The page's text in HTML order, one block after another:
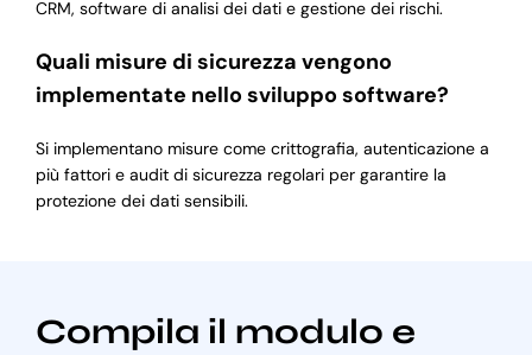
CRM, software di analisi dei dati e gestione dei rischi.
Quali misure di sicurezza vengono
implementate nello sviluppo software?
Si implementano misure come crittografia, autenticazione a
più fattori e audit di sicurezza regolari per garantire la
protezione dei dati sensibili.
Compila il modulo e